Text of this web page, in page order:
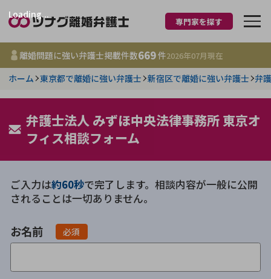
離婚に強い弁護士
都道府県を選択
事務所 669
件
更新日 : 2026年07月31日
専門家を探す
離婚問題に強い弁護士掲載件数669件2026年07月現在
ホーム 東京都で離婚に強い弁護士 新宿区で離婚に強い弁護士 弁
弁護士法人 みずほ中央法律事務所 東京オ
フィス相談フォーム
ご入力は約60秒で完了します。相談内容が一般に公開
されることは一切ありません。
お名前 必須
Loading...